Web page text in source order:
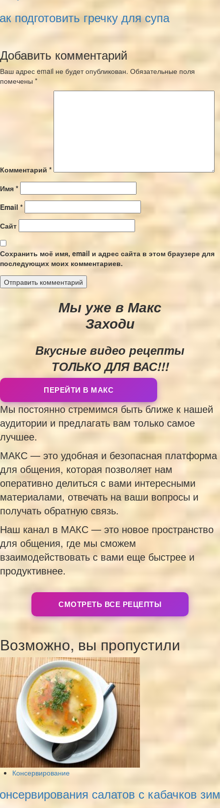
подготовить гречку для супа
Добавить комментарий
Ваш адрес email не будет опубликован. Обязательные поля
помечены *
Комментарий *
Имя *
Email *
Сайт
Сохранить моё имя, email и адрес сайта в этом браузере для
последующих моих комментариев.
Мы уже в Макс
Заходи
Вкусные видео рецепты
ТОЛЬКО ДЛЯ ВАС!!!
ПЕРЕЙТИ В МАКС
Мы постоянно стремимся быть ближе к нашей
аудитории и предлагать вам только самое
лучшее.
МАКС — это удобная и безопасная платформа
для общения, которая позволяет нам
оперативно делиться с вами интересными
материалами, отвечать на ваши вопросы и
получать обратную связь.
Наш канал в МАКС — это новое пространство
для общения, где мы сможем
взаимодействовать с вами еще быстрее и
продуктивнее.
СМОТРЕТЬ ВСЕ РЕЦЕПТЫ
Возможно, вы пропустили
Консервирование
салатов с кабачков